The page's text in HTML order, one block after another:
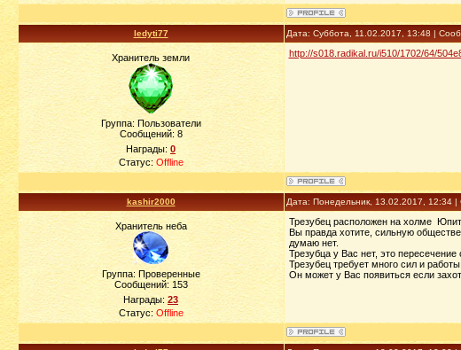
ledyti77 Дата: Суббота, 11.02.2017, 13:48 |
Хранитель земли
Группа: Пользователи
Сообщений: 8
Награды: 0
Статус: Offline
http://s018.radikal.ru/i510/1702/64/
kashir2000 Дата: Понедельник, 13.02.2017, 12:34
Хранитель неба
Группа: Проверенные
Сообщений:153
Награды: 23
Статус: Offline
Трезубец расположен на холме
Вы правда хотите, сильную
думаю нет.
Трезубца у Вас нет, это
Трезубец требует много сил и
Он может у Вас появиться если